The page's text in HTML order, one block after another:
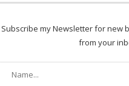
Subscribe my Newsletter for new
from your